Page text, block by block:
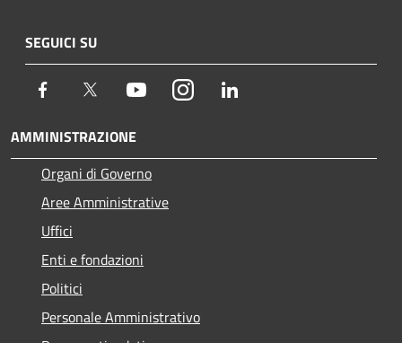
SEGUICI SU
Facebook Twitter YoutubeInstagram
AMMINISTRAZIONE
Organi di Governo
Aree Amministrative
Uffici
Enti e fondazioni
Politici
Personale Amministrativo